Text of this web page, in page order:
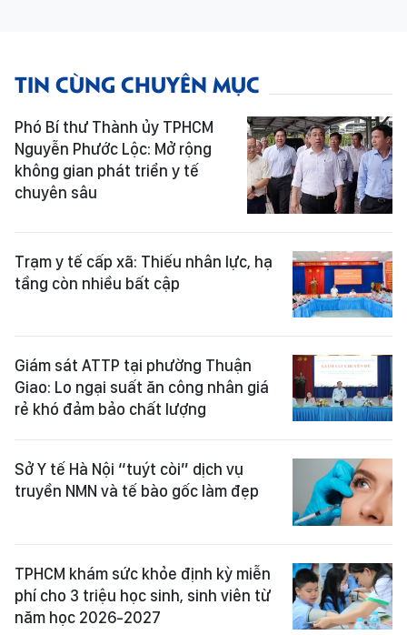
TIN CÙNG CHUYÊN MỤC
Phó Bí thư Thành ủy TPHCM
Nguyễn Phước Lộc: Mở rộng
không gian phát triển y tế
chuyên sâu
Trạm y tế cấp xã: Thiếu nhân lực, hạ
tầng còn nhiều bất cập
Giám sát ATTP tại phường Thuận
Giao: Lo ngại suất ăn công nhân giá
rẻ khó đảm bảo chất lượng
Sở Y tế Hà Nội “tuýt còi” dịch vụ
truyền NMN và tế bào gốc làm đẹp
TPHCM khám sức khỏe định kỳ miễn
phí cho 3 triệu học sinh, sinh viên từ
năm học 2026-2027